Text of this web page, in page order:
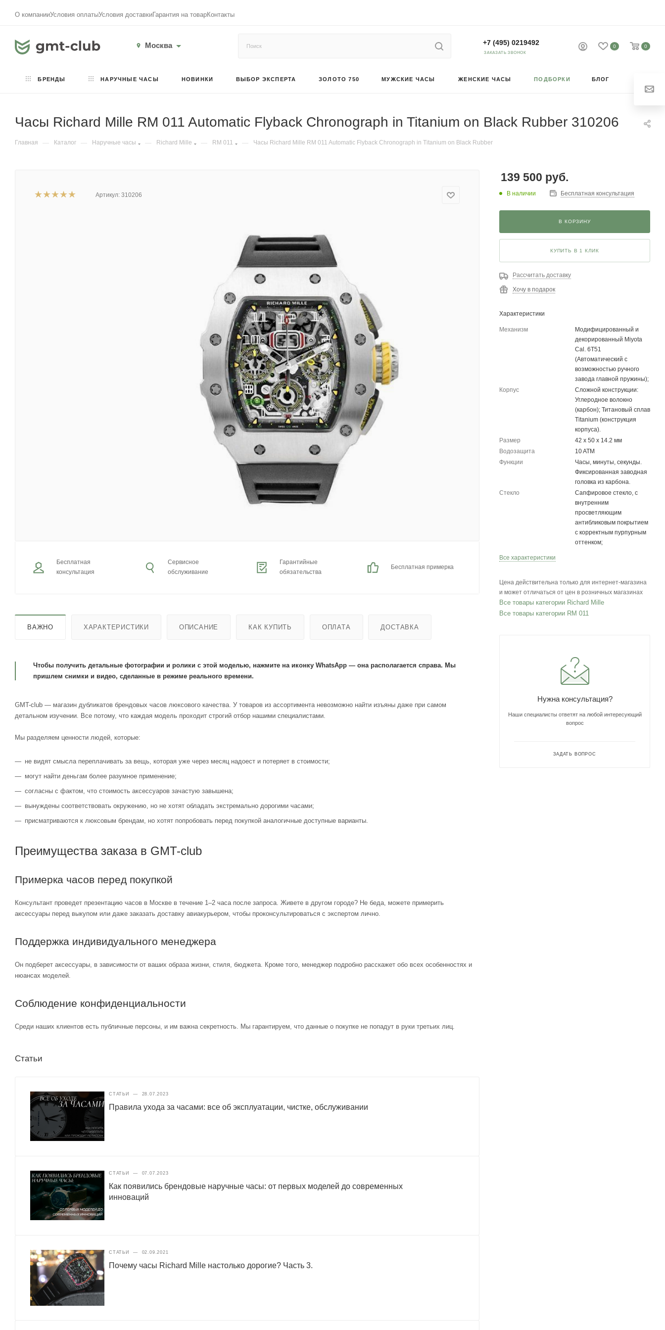
О компанииУсловия оплатыУсловия доставкиГарантия на товарКонтакты
Москва 0 0
+7 (495) 0219492
ЗАКАЗАТЬ ЗВОНОК
БРЕНДЫ НАРУЧНЫЕ ЧАСЫ НОВИНКИ ВЫБОР ЭКСПЕРТА ЗОЛОТО 750 МУЖСКИЕ ЧАСЫ ЖЕНСКИЕ ЧАСЫ ПОДБОРКИ БЛОГ
Часы Richard Mille RM 011 Automatic Flyback Chronograph in Titanium on Black Rubber 310206
Главная — Каталог — Наручные часы — Richard Mille — RM 011 — Часы Richard Mille RM 011 Automatic Flyback Chronograph in Titanium on Black Rubber
Артикул: 310206
Бесплатная
консультация
Сервисное
обслуживание
Гарантийные
обязательства
Бесплатная примерка
ВАЖНО ХАРАКТЕРИСТИКИ ОПИСАНИЕ КАК КУПИТЬ ОПЛАТА ДОСТАВКА
Чтобы получить детальные фотографии и ролики с этой моделью, нажмите на иконку WhatsApp — она располагается справа. Мы
пришлем снимки и видео, сделанные в режиме реального времени.
GMT-club — магазин дубликатов брендовых часов люксового качества. У товаров из ассортимента невозможно найти изъяны даже при самом
детальном изучении. Все потому, что каждая модель проходит строгий отбор нашими специалистами.
Мы разделяем ценности людей, которые:
не видят смысла переплачивать за вещь, которая уже через месяц надоест и потеряет в стоимости;
могут найти деньгам более разумное применение;
согласны с фактом, что стоимость аксессуаров зачастую завышена;
вынуждены соответствовать окружению, но не хотят обладать экстремально дорогими часами;
присматриваются к люксовым брендам, но хотят попробовать перед покупкой аналогичные доступные варианты.
Преимущества заказа в GMT-club
Примерка часов перед покупкой
Консультант проведет презентацию часов в Москве в течение 1–2 часа после запроса. Живете в другом городе? Не беда, можете примерить
аксессуары перед выкупом или даже заказать доставку авиакурьером, чтобы проконсультироваться с экспертом лично.
Поддержка индивидуального менеджера
Он подберет аксессуары, в зависимости от ваших образа жизни, стиля, бюджета. Кроме того, менеджер подробно расскажет обо всех особенностях и
нюансах моделей.
Соблюдение конфиденциальности
Среди наших клиентов есть публичные персоны, и им важна секретность. Мы гарантируем, что данные о покупке не попадут в руки третьих лиц.
Статьи
СТАТЬИ — 28.07.2023
Правила ухода за часами: все об эксплуатации, чистке, обслуживании
СТАТЬИ — 07.07.2023
Как появились брендовые наручные часы: от первых моделей до современных
инноваций
СТАТЬИ — 02.09.2021
Почему часы Richard Mille настолько дорогие? Часть 3.
139 500 руб.
В наличии Бесплатная консультация
В КОРЗИНУ
КУПИТЬ В 1 КЛИК
Рассчитать доставку
Хочу в подарок
Характеристики
Механизм
Модифицированный и
декорированный Miyota
Cal. 6T51
(Автоматический с
возможностью ручного
завода главной пружины);
Корпус
Сложной конструкции:
Углеродное волокно
(карбон); Титановый сплав
Titanium (конструкция
корпуса).
Размер
42 х 50 х 14.2 мм
Водозащита
10 ATM
Функции
Часы, минуты, секунды.
Фиксированная заводная
головка из карбона.
Стекло
Сапфировое стекло, с
внутренним
просветляющим
антибликовым покрытием
с корректным пурпурным
оттенком;
Все характеристики
Цена действительна только для интернет-магазина
и может отличаться от цен в розничных магазинах
Все товары категории Richard Mille
Все товары категории RM 011
Нужна консультация?
Наши специалисты ответят на любой интересующий
вопрос
ЗАДАТЬ ВОПРОС